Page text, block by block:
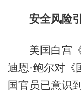
安全风险
美国白宫《
迪恩·鲍尔对《
国官员已意识